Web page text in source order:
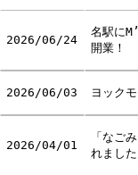
2026/06/24
名駅に
開業！
2026/06/03 ヨック
2026/04/01
「なご
れました